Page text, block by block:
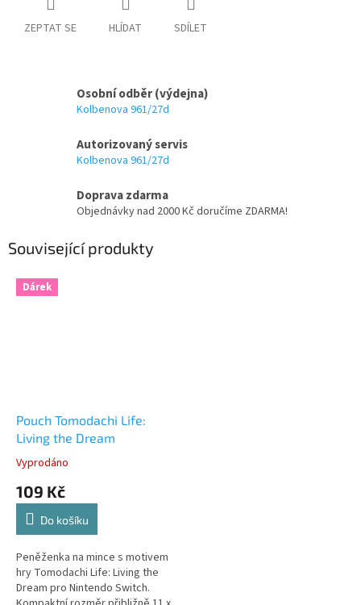
ZEPTAT SE HLÍDAT SDÍLET
Osobní odběr (výdejna)
Kolbenova 961/27d
Autorizovaný servis
Kolbenova 961/27d
Doprava zdarma
Objednávky nad 2000 Kč doručíme ZDARMA!
Související produkty
Dárek
Pouch Tomodachi Life:
Living the Dream
Vyprodáno
109 Kč
Do košíku
Peněženka na mince s motivem
hry Tomodachi Life: Living the
Dream pro Nintendo Switch.